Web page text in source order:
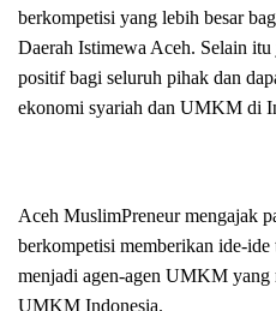
berkompetisi yang lebih besar
Daerah Istimewa Aceh. Selain
positif bagi seluruh pihak dan
ekonomi syariah dan UMKM di
Aceh MuslimPreneur mengajak
berkompetisi memberikan ide-
menjadi agen-agen UMKM yang
UMKM Indonesia.